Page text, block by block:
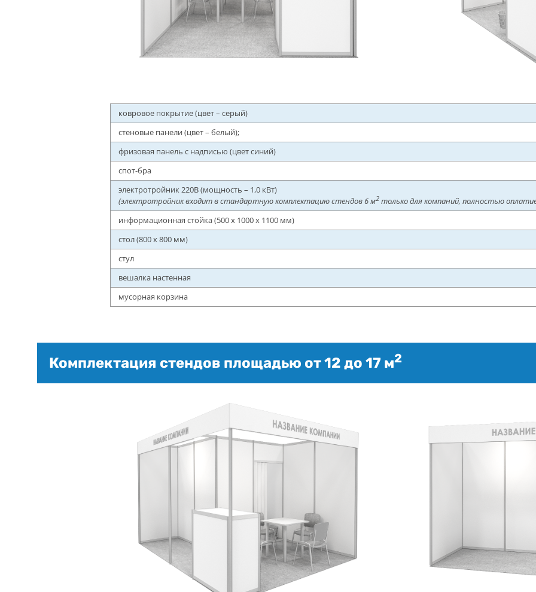
ковровое покрытие (цвет – серый)
стеновые панели (цвет – белый);
фризовая панель с надписью (цвет синий)
спот-бра
электротройник 220В (мощность – 1,0 кВт)
(электротройник входит в стандартную комплектацию стендов 6 м2только для компаний, полностью
информационная стойка (500 x 1000 x 1100 мм)
стол (800 х 800 мм)
стул
вешалка настенная
мусорная корзина
Комплектация стендов площадью от 12 до 17 м2